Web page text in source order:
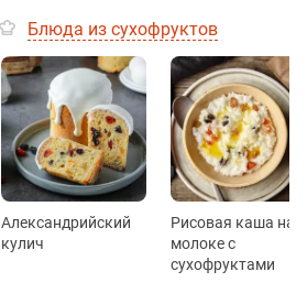
Блюда из сухофруктов
Александрийский
кулич
Рисовая каша на
молоке с
сухофруктами